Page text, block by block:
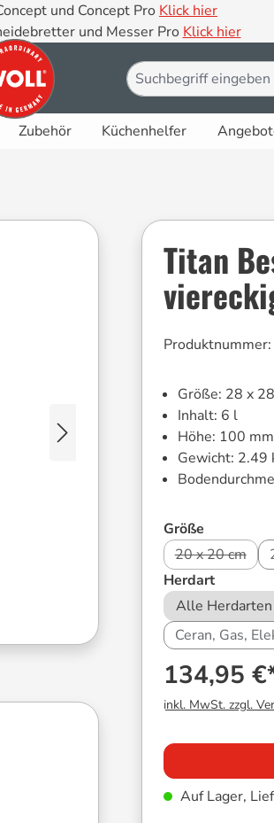
und Concept Pro Klick hier
und Messer Pro Klick hier
Zubehör Küchenhelfer
Titan
Produktnummer:
Größe: 28 x
Inhalt: 6 l
Höhe: 100 mm
Gewicht: 2.49
Größeauswählen
20 x 20 cm
(Diese
Herdart
Alle
Ceran, Gas,
134,95
inkl. MwSt. zzgl.
Auf Lager,